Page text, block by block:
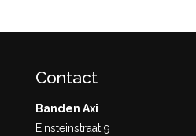
Contact
Banden Axi
Einsteinstraat 9